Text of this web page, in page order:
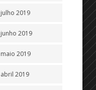
julho 2019
junho 2019
maio 2019
abril 2019